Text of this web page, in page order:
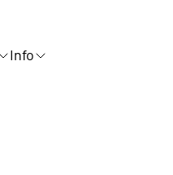
Info